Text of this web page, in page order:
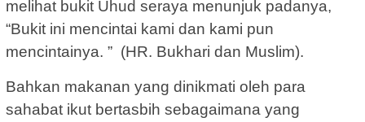
melihat bukit Uhud seraya menunjuk padanya,
“Bukit ini mencintai kami dan kami pun
mencintainya. ” (HR. Bukhari dan Muslim).
Bahkan makanan yang dinikmati oleh para
sahabat ikut bertasbih sebagaimana yang